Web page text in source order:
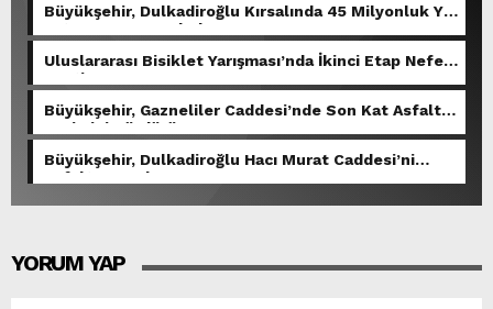
Büyükşehir, Dulkadiroğlu Kırsalında 45 Milyonluk Yol
Yatırımını Tamamladı.
Uluslararası Bisiklet Yarışması’nda İkinci Etap Nefes
Kesti.
Büyükşehir, Gazneliler Caddesi’nde Son Kat Asfalt
Serimini Sürdürüyor.
Büyükşehir, Dulkadiroğlu Hacı Murat Caddesi’ni
Asfalta Hazırlıyor.
YORUM YAP